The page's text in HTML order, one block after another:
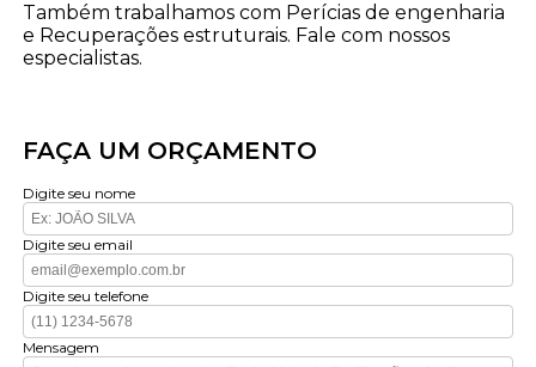
Também trabalhamos com Perícias de engenharia
e Recuperações estruturais. Fale com nossos
especialistas.
FAÇA UM ORÇAMENTO
Digite seu nome
Digite seu email
Digite seu telefone
Mensagem